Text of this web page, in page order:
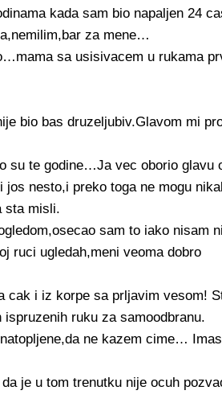
kada sam bio napaljen 24
za mene…
sa usisivacem u rukama
bio bas druzeljubiv.Glavom mi
su te godine…Ja vec oborio glavu
nesto,i preko toga ne mogu
sta misli.
sam to iako nisam
ruci ugledah,meni veoma dobro
i iz korpe sa prljavim vesom!
ruku za samoodbranu.
ne kazem cime…
je u tom trenutku nije ocuh